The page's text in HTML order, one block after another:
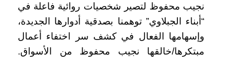
نجيب محفوظ لتصير شخصيات روائية فاعلة في
“أبناء الجبلاوي” توهمنا بصدقية أدوارها الجديدة،
وإسهامها الفعال في كشف سر اختفاء أعمال
مبتكرها/خالقها نجيب محفوظ من الأسواق.